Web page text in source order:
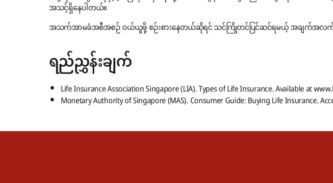
အသင့်ရှိနေပါတယ်။
အသက်အာမခံအစီအစဉ် ဝယ်ယူဖို့ စဉ်းစားနေတယ်ဆိုရင် သင်ကြိုတင်ပြင်ဆင်ရမယ့် အချက်အလက်တွ
ရည်ညွှန်းချက်
Life Insurance Association Singapore (LIA). Types of Life Insurance. Available at
Monetary Authority of Singapore (MAS). Consumer Guide: Buying Life Insurance.